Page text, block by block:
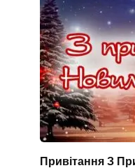
Привітання З